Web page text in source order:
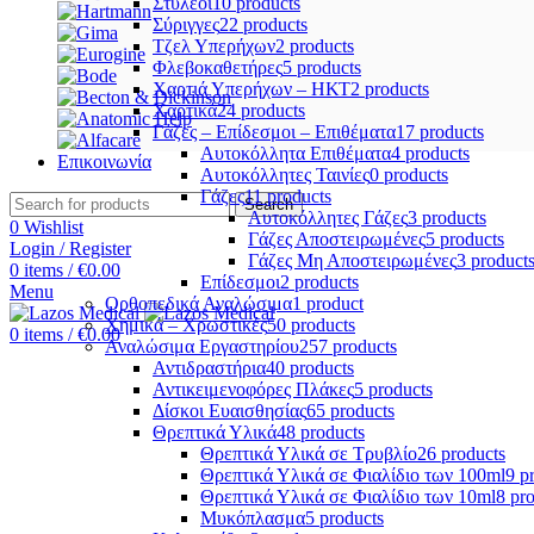
Επικοινωνία
Search
0 Wishlist
Login / Register
0 items / €0.00
Menu
0 items / €0.00
Σύριγγες22 products
Τζελ Υπερήχων2 products
Φλεβοκαθετήρες5 products
Χαρτιά Υπερήχων – ΗΚΤ2 products
Χαρτικά24 products
Γάζες – Επίδεσμοι – Επιθέματα17 products
Αυτοκόλλητα Επιθέματα4 products
Αυτοκόλλητες Ταινίες0 products
Γάζες11 products
Αυτοκόλλητες Γάζες3 products
Γάζες Αποστειρωμένες5 products
Γάζες Μη Αποστειρωμένες3 products
Επίδεσμοι2 products
Ορθοπεδικά Αναλώσιμα1 product
Χημικά – Χρωστικές50 products
Αναλώσιμα Εργαστηρίου257 products
Αντιδραστήρια40 products
Αντικειμενοφόρες Πλάκες5 products
Δίσκοι Ευαισθησίας65 products
Θρεπτικά Υλικά48 products
Θρεπτικά Υλικά σε Τρυβλίο26 products
Θρεπτικά Υλικά σε Φιαλίδιο των 100ml9
Θρεπτικά Υλικά σε Φιαλίδιο των 10ml8
Μυκόπλασμα5 products